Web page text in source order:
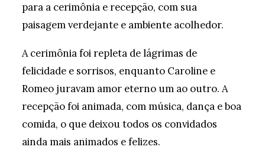
para a cerimônia e recepção, com sua
paisagem verdejante e ambiente acolhedor.
A cerimônia foi repleta de lágrimas de
felicidade e sorrisos, enquanto Caroline e
Romeo juravam amor eterno um ao outro. A
recepção foi animada, com música, dança e boa
comida, o que deixou todos os convidados
ainda mais animados e felizes.